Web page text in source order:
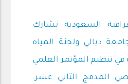
السعودية تشارك
ديالي ولجنة المياه
في تنظيم المؤتمر العلمي
المدمج الثاني عشر.